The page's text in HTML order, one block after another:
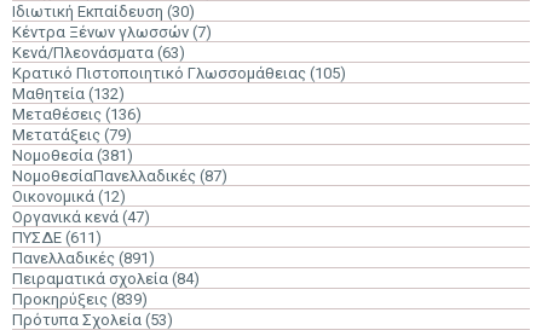
Ιδιωτική Εκπαίδευση (30)
Κέντρα Ξένων γλωσσών (7)
Κενά/Πλεονάσματα (63)
Κρατικό Πιστοποιητικό Γλωσσομάθειας (105)
Μαθητεία (132)
Μεταθέσεις (136)
Μετατάξεις (79)
Νομοθεσία (381)
ΝομοθεσίαΠανελλαδικές (87)
Οικονομικά (12)
Οργανικά κενά (47)
ΠΥΣΔΕ (611)
Πανελλαδικές (891)
Πειραματικά σχολεία (84)
Προκηρύξεις (839)
Πρότυπα Σχολεία (53)